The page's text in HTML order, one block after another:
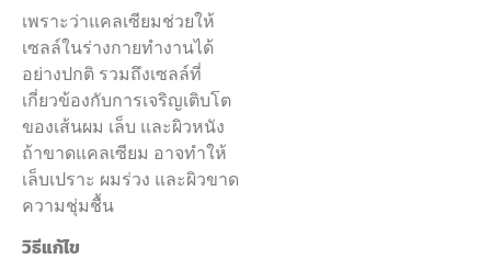
เพราะว่าแคลเซียมช่วยให้
เซลล์ในร่างกายทำงานได้
อย่างปกติ รวมถึงเซลล์ที่
เกี่ยวข้องกับการเจริญเติบโต
ของเส้นผม เล็บ และผิวหนัง
ถ้าขาดแคลเซียม อาจทำให้
เล็บเปราะ ผมร่วง และผิวขาด
ความชุ่มชื้น
วิธีแก้ไข